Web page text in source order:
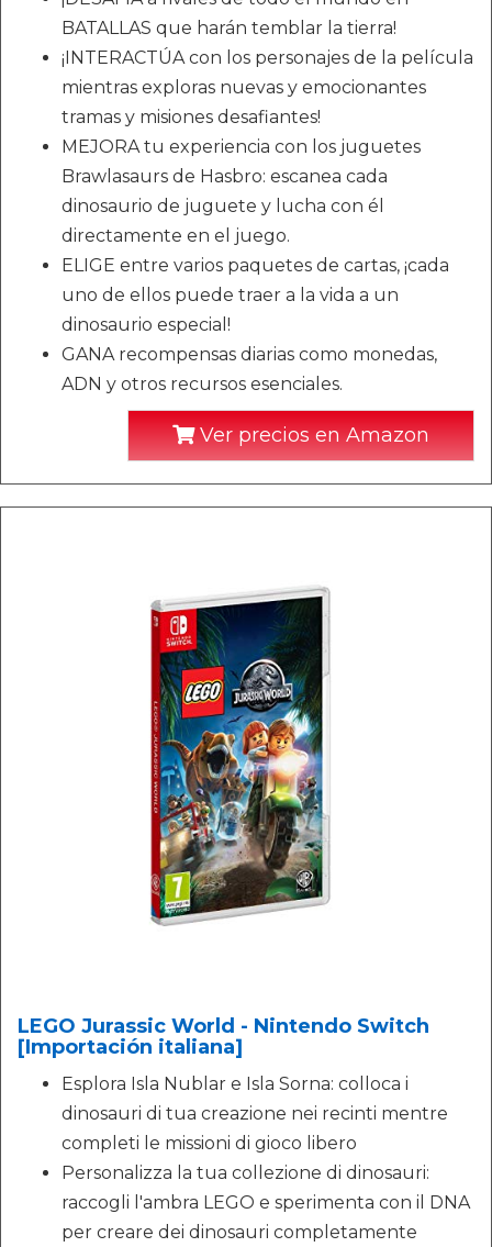
BATALLAS que harán temblar la tierra!
¡INTERACTÚA con los personajes de la película
mientras exploras nuevas y emocionantes
tramas y misiones desafiantes!
MEJORA tu experiencia con los juguetes
Brawlasaurs de Hasbro: escanea cada
dinosaurio de juguete y lucha con él
directamente en el juego.
ELIGE entre varios paquetes de cartas, ¡cada
uno de ellos puede traer a la vida a un
dinosaurio especial!
GANA recompensas diarias como monedas,
ADN y otros recursos esenciales.
Ver precios en Amazon
LEGO Jurassic World - Nintendo Switch
[Importación italiana]
Esplora Isla Nublar e Isla Sorna: colloca i
dinosauri di tua creazione nei recinti mentre
completi le missioni di gioco libero
Personalizza la tua collezione di dinosauri:
raccogli l'ambra LEGO e sperimenta con il DNA
per creare dei dinosauri completamente